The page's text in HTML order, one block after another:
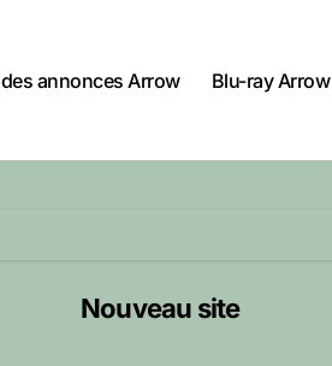
annonces Arrow Blu-ray Arrow
Nouveau site